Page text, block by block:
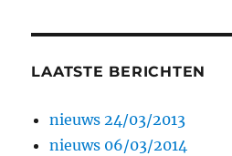
LAATSTE BERICHTEN
nieuws 24/03/2013
nieuws 06/03/2014